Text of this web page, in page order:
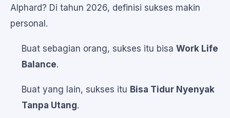
Alphard? Di tahun 2026, definisi sukses makin
personal.
Buat sebagian orang, sukses itu bisa Work Life
Balance.
Buat yang lain, sukses itu Bisa Tidur Nyenyak
Tanpa Utang.